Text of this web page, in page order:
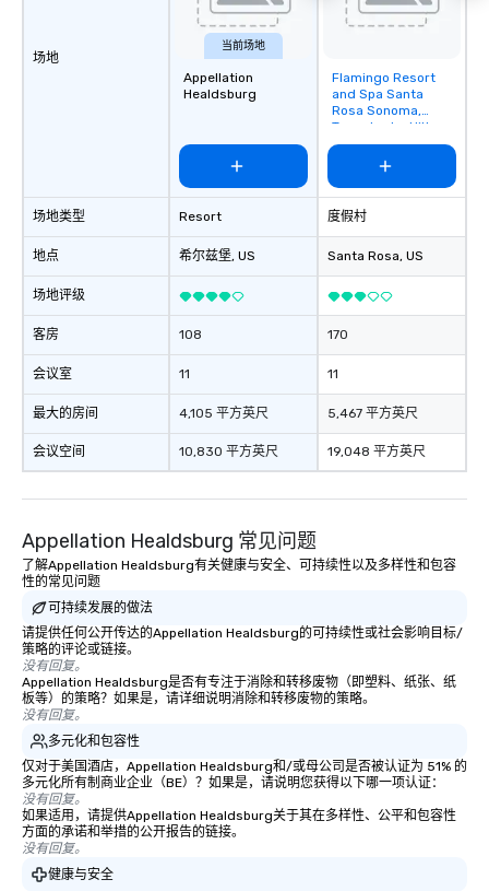
restaurant or being
immediate seating
What’s more, your
a special warm
from the restaurant
be printed featuring
which can be an
those Instagram
For added ease, we
transportation pick-
experience, we can
an evening helicopter
Memorable
to gather and dine
experienced, and all
will reminisce about
convenient and
restaurants are within
walking distance of
networking
heading to the next
itinerary. You Get a Dinner and a Show
场地
场地类型
地点
场地评级
客房
会议室
最大的房间
会议空间
当前场地
Appellation
Healdsburg
Resort
希尔兹堡, US
108
11
4,105 平方英尺
10,830 平方英尺
Removed from
favorites
Flamingo Resort
and Spa Santa
Rosa Sonoma,
Tapestry by Hilton
度假村
Santa Rosa, US
170
11
5,467 平方英尺
19,048 平方英尺
Appellation Healdsburg 常见问题
了解Appellation Healdsburg有关健康与安全、可持续性以及多样性和包容
性的常见问题
可持续发展的做法
请提供任何公开传达的Appellation Healdsburg的可持续性或社会影响目标/
策略的评论或链接。
没有回复。
Appellation Healdsburg是否有专注于消除和转移废物（即塑料、纸张、纸
板等）的策略？如果是，请详细说明消除和转移废物的策略。
没有回复。
多元化和包容性
仅对于美国酒店，Appellation Healdsburg和/或母公司是否被认证为 51% 的
多元化所有制商业企业（BE）？如果是，请说明您获得以下哪一项认证：
没有回复。
如果适用，请提供Appellation Healdsburg关于其在多样性、公平和包容性
方面的承诺和举措的公开报告的链接。
没有回复。
健康与安全